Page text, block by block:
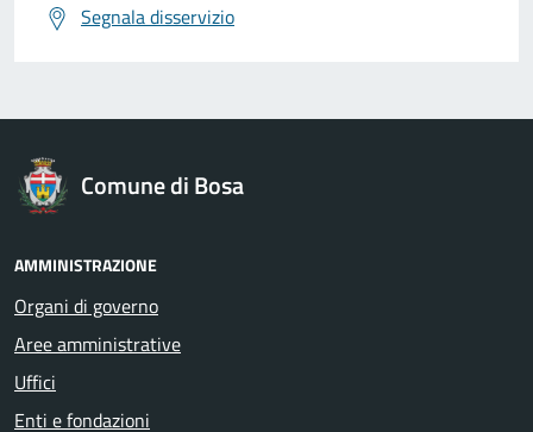
Segnala disservizio
Comune di Bosa
AMMINISTRAZIONE
Organi di governo
Aree amministrative
Uffici
Enti e fondazioni